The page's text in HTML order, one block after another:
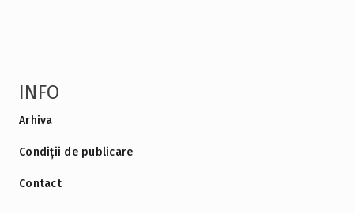
INFO
Arhiva
Condiții de publicare
Contact